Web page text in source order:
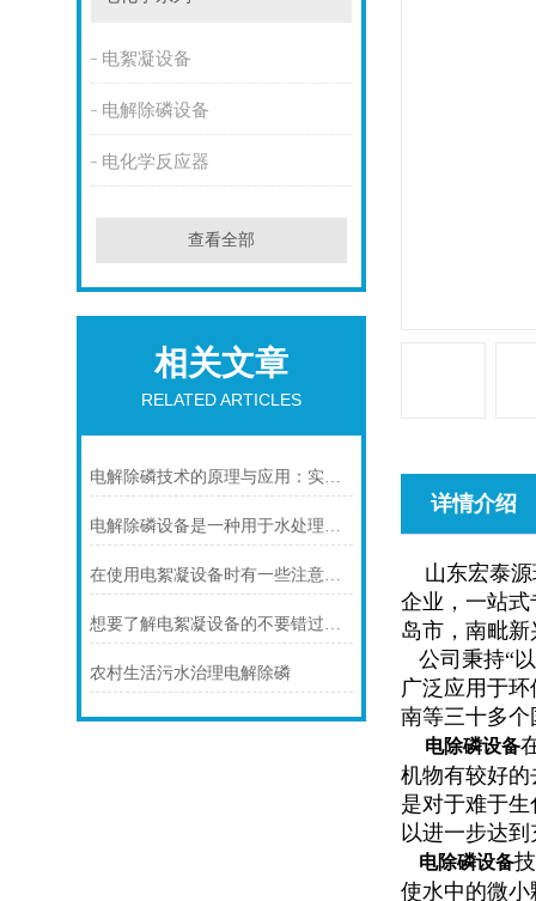
电絮凝设备
电解除磷设备
电化学反应器
查看全部
相关文章
RELATED ARTICLES
电解除磷技术的原理与应用：实现高效水处理的关键
电解除磷设备是一种用于水处理的良好设备
在使用电絮凝设备时有一些注意事项需要注意
想要了解电絮凝设备的不要错过本篇
农村生活污水治理电解除磷
详情介绍
山东宏泰源
企业，一站
岛市，南毗
公司秉持“
广泛应用于
南等三十多
电除磷设备
机物有较好
是对于难于
以进一步达
电除磷设备
使水中的微